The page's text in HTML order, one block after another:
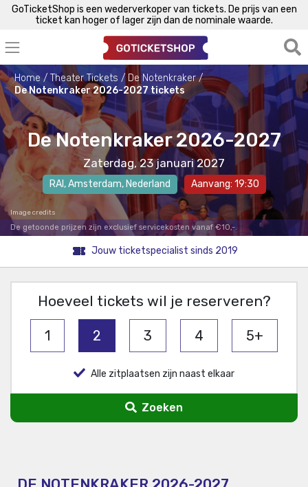
GoTicketShop is een wederverkoper van tickets. De prijs van een
ticket kan hoger of lager zijn dan de nominale waarde.
Home Theater Tickets
De Notenkraker
De Notenkraker 2026-2027 tickets
De Notenkraker 2026-2027
Zaterdag, 23 januari 2027
RAI ,Amsterdam, Nederland Aanvang: 19:30
Image credits
De getoonde prijzen zijn exclusief servicekosten vanaf €10,-.
Jouw ticketspecialist sinds 2019
Hoeveel tickets wil je reserveren?
1 2 3 4 5+
Alle zitplaatsen zijn naast elkaar
Zoeken